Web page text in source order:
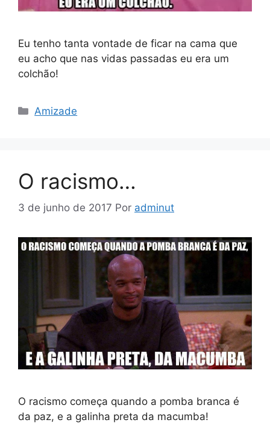
Eu tenho tanta vontade de ficar na cama que
eu acho que nas vidas passadas eu era um
colchão!
Categorias
Amizade
O racismo…
3 de junho de 2017 Por adminut
O racismo começa quando a pomba branca é
da paz, e a galinha preta da macumba!